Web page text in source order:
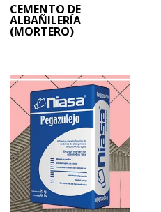
CEMENTO DE
ALBAÑILERÍA
(MORTERO)